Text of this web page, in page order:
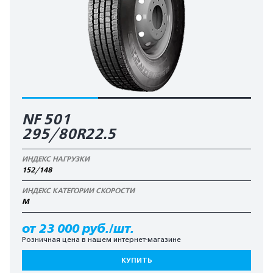
NF 501
295/80R22.5
ИНДЕКС НАГРУЗКИ
152/148
ИНДЕКС КАТЕГОРИИ СКОРОСТИ
M
от 23 000 руб./шт.
Розничная цена в нашем интернет-магазине
КУПИТЬ